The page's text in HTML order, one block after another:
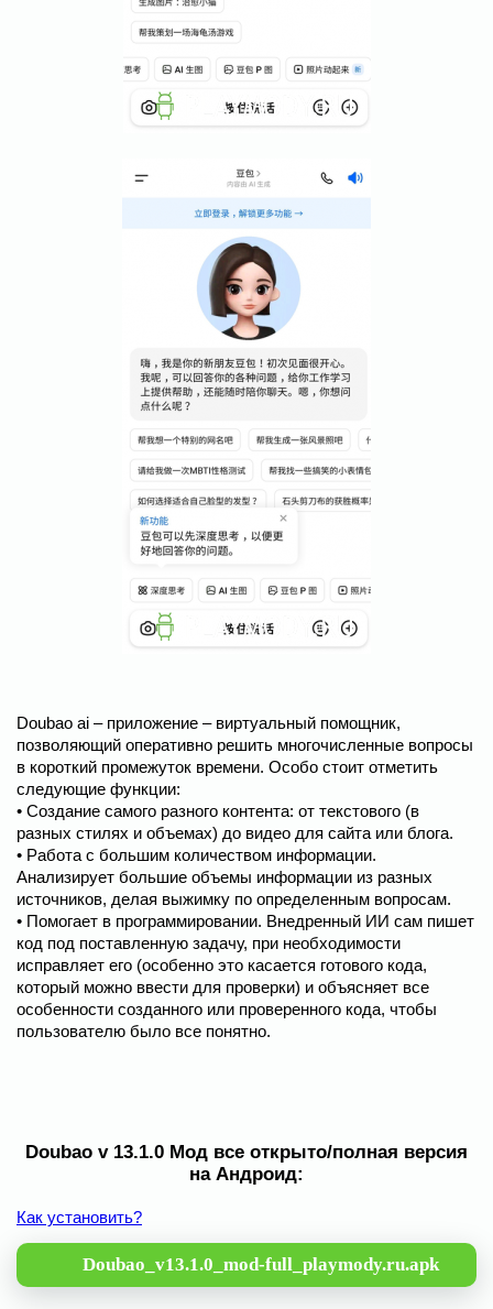
Doubao ai – приложение – виртуальный помощник,
позволяющий оперативно решить многочисленные вопросы
в короткий промежуток времени. Особо стоит отметить
следующие функции:
• Создание самого разного контента: от текстового (в
разных стилях и объемах) до видео для сайта или блога.
• Работа с большим количеством информации.
Анализирует большие объемы информации из разных
источников, делая выжимку по определенным вопросам.
• Помогает в программировании. Внедренный ИИ сам пишет
код под поставленную задачу, при необходимости
исправляет его (особенно это касается готового кода,
который можно ввести для проверки) и объясняет все
особенности созданного или проверенного кода, чтобы
пользователю было все понятно.
Doubao v 13.1.0 Мод все открыто/полная версия
на Андроид:
Как установить?
Doubao_v13.1.0_mod-full_playmody.ru.apk